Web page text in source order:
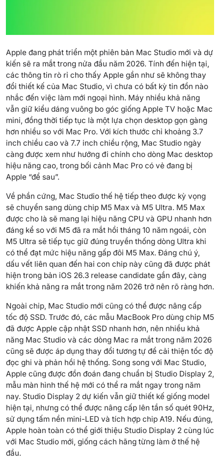
Apple đang phát triển một phiên bản Mac Studio mới và dự
kiến sẽ ra mắt trong nửa đầu năm 2026. Tính đến hiện tại,
các thông tin rò rỉ cho thấy Apple gần như sẽ không thay
đổi thiết kế của Mac Studio, vì chưa có bất kỳ tin đồn nào
nhắc đến việc làm mới ngoại hình. Máy nhiều khả năng
vẫn giữ kiểu dáng vuông bo góc giống Apple TV hoặc Mac
mini, đồng thời tiếp tục là một lựa chọn desktop gọn gàng
hơn nhiều so với Mac Pro. Với kích thước chỉ khoảng 3.7
inch chiều cao và 7.7 inch chiều rộng, Mac Studio ngày
càng được xem như hướng đi chính cho dòng Mac desktop
hiệu năng cao, trong bối cảnh Mac Pro có vẻ đang bị
Apple “để sau”.
Về phần cứng, Mac Studio thế hệ tiếp theo được kỳ vọng
sẽ chuyển sang dùng chip M5 Max và M5 Ultra. M5 Max
được cho là sẽ mang lại hiệu năng CPU và GPU nhanh hơn
đáng kể so với M5 đã ra mắt hồi tháng 10 năm ngoái, còn
M5 Ultra sẽ tiếp tục giữ đúng truyền thống dòng Ultra khi
có thể đạt mức hiệu năng gấp đôi M5 Max. Đáng chú ý,
dấu vết liên quan đến hai con chip này cũng đã được phát
hiện trong bản iOS 26.3 release candidate gần đây, càng
khiến khả năng ra mắt trong năm 2026 trở nên rõ ràng hơn.
Ngoài chip, Mac Studio mới cũng có thể được nâng cấp
tốc độ SSD. Trước đó, các mẫu MacBook Pro dùng chip M5
đã được Apple cập nhật SSD nhanh hơn, nên nhiều khả
năng Mac Studio và các dòng Mac ra mắt trong năm 2026
cũng sẽ được áp dụng thay đổi tương tự để cải thiện tốc độ
đọc ghi và phản hồi hệ thống. Song song với Mac Studio,
Apple cũng được đồn đoán đang chuẩn bị Studio Display 2,
mẫu màn hình thế hệ mới có thể ra mắt ngay trong năm
nay. Studio Display 2 dự kiến vẫn giữ thiết kế giống model
hiện tại, nhưng có thể được nâng cấp lên tần số quét 90Hz,
sử dụng tấm nền mini-LED và tích hợp chip A19. Nếu đúng,
Apple hoàn toàn có thể giới thiệu Studio Display 2 cùng lúc
với Mac Studio mới, giống cách hãng từng làm ở thế hệ
đầu.